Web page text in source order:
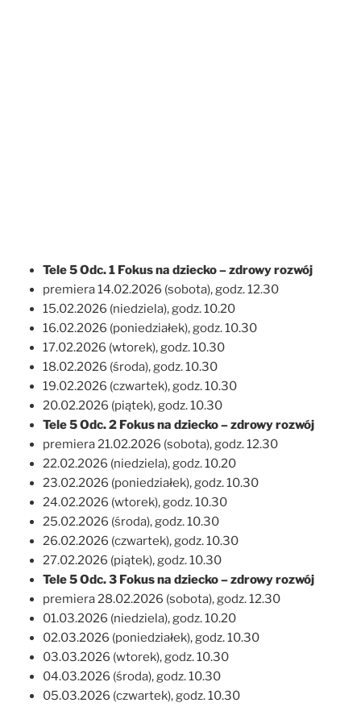
Tele 5 Odc. 1 Fokus na dziecko – zdrowy rozwój
premiera 14.02.2026 (sobota), godz. 12.30
15.02.2026 (niedziela), godz. 10.20
16.02.2026 (poniedziałek), godz. 10.30
17.02.2026 (wtorek), godz. 10.30
18.02.2026 (środa), godz. 10.30
19.02.2026 (czwartek), godz. 10.30
20.02.2026 (piątek), godz. 10.30
Tele 5 Odc. 2 Fokus na dziecko – zdrowy rozwój
premiera 21.02.2026 (sobota), godz. 12.30
22.02.2026 (niedziela), godz. 10.20
23.02.2026 (poniedziałek), godz. 10.30
24.02.2026 (wtorek), godz. 10.30
25.02.2026 (środa), godz. 10.30
26.02.2026 (czwartek), godz. 10.30
27.02.2026 (piątek), godz. 10.30
Tele 5 Odc. 3 Fokus na dziecko – zdrowy rozwój
premiera 28.02.2026 (sobota), godz. 12.30
01.03.2026 (niedziela), godz. 10.20
02.03.2026 (poniedziałek), godz. 10.30
03.03.2026 (wtorek), godz. 10.30
04.03.2026 (środa), godz. 10.30
05.03.2026 (czwartek), godz. 10.30